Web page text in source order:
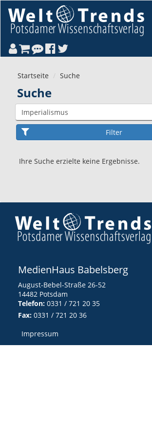
Startseite Suche
Suche
Ihre Suche erzielte keine Ergebnisse.
MedienHaus Babelsberg
August-Bebel-Straße 26-52
14482 Potsdam
Telefon: 0331 / 721 20 35
Fax: 0331 / 721 20 36
Impressum